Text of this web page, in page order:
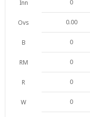
Inn
Ovs
B
RM
R
W
0
0.00
0
0
0
0